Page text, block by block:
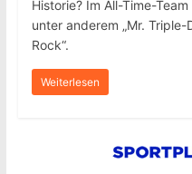
Historie? Im All-Time-
unter anderem „Mr. Triple-
Rock“.
Weiterlesen